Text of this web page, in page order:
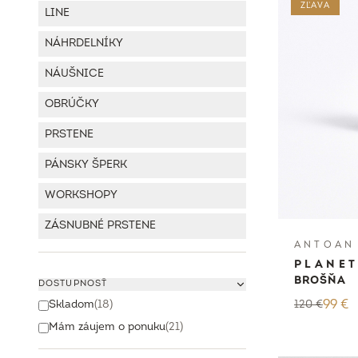
LINE
NÁHRDELNÍKY
NÁUŠNICE
OBRÚČKY
PRSTENE
PÁNSKY ŠPERK
WORKSHOPY
ZÁSNUBNÉ PRSTENE
DOSTUPNOSŤ
Skladom(18)
Mám záujem o ponuku(21)
ZĽAVA
A N T O A N
P L A N E
BROŠŇA
120€99 €